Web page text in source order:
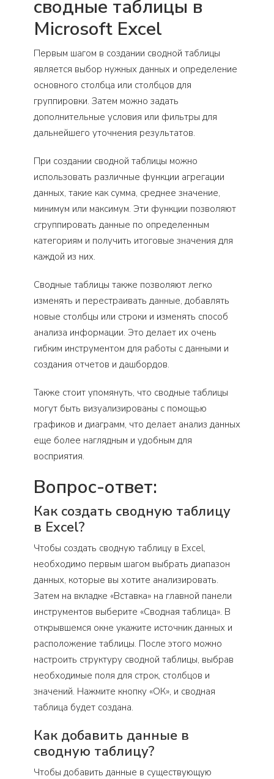
сводные таблицы в
Microsoft Excel
Первым шагом в создании сводной таблицы
является выбор нужных данных и определение
основного столбца или столбцов для
группировки. Затем можно задать
дополнительные условия или фильтры для
дальнейшего уточнения результатов.
При создании сводной таблицы можно
использовать различные функции агрегации
данных, такие как сумма, среднее значение,
минимум или максимум. Эти функции позволяют
сгруппировать данные по определенным
категориям и получить итоговые значения для
каждой из них.
Сводные таблицы также позволяют легко
изменять и перестраивать данные, добавлять
новые столбцы или строки и изменять способ
анализа информации. Это делает их очень
гибким инструментом для работы с данными и
создания отчетов и дашбордов.
Также стоит упомянуть, что сводные таблицы
могут быть визуализированы с помощью
графиков и диаграмм, что делает анализ данных
еще более наглядным и удобным для
восприятия.
Вопрос-ответ:
Как создать сводную таблицу
в Excel?
Чтобы создать сводную таблицу в Excel,
необходимо первым шагом выбрать диапазон
данных, которые вы хотите анализировать.
Затем на вкладке «Вставка» на главной панели
инструментов выберите «Сводная таблица». В
открывшемся окне укажите источник данных и
расположение таблицы. После этого можно
настроить структуру сводной таблицы, выбрав
необходимые поля для строк, столбцов и
значений. Нажмите кнопку «ОК», и сводная
таблица будет создана.
Как добавить данные в
сводную таблицу?
Чтобы добавить данные в существующую